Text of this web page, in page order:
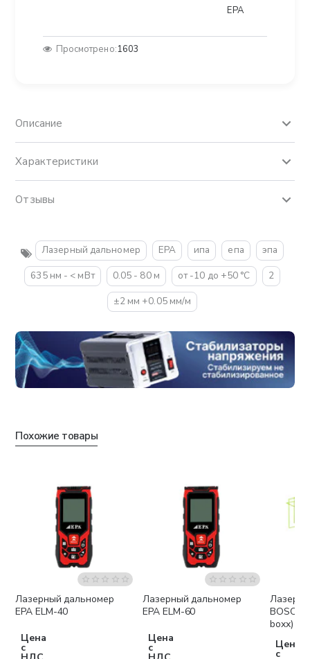
EPA
Просмотрено:1603
Описание
Характеристики
Отзывы
Лазерный дальномер EPA ипа епа
эпа
635 нм - < мВт
0.05 - 80 м от -10 до +50 °C
2
±2 мм +0.05 мм/м
Похожие товары
Лазерный дальномер
EPA ELM-40
Цена
с
Лазерный дальномер
EPA ELM-60
Цена
с
BOSCH
boxx)
Цена
с